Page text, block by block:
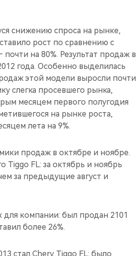
снижению спроса на рынке,
рост по сравнению с
на 80%. Результат продаж в
года. Особенно выделилась
этой модели выросли почти
слегка просевшего рынка,
месяцем первого полугодия
на рынке роста,
лета на 9%.
продаж в октябре и ноябре.
Tiggo FL: за октябрь и ноябрь
за предыдущие август и
компании: был продан 2101
более 26%.
стал Chery Tiggo FL: было